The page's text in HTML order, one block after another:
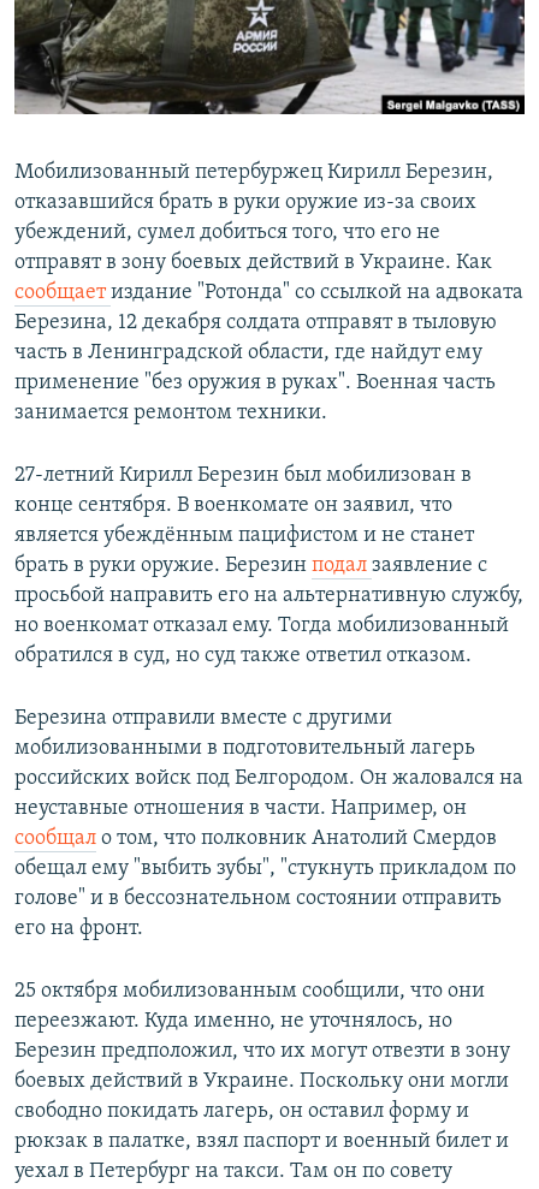
ПОДПИШИТЕСЬ НА РАССЫЛКУ
СОЦИАЛЬНЫЕ СЕТИ
Все сайты РСЕ/РС
Мобилизованный петербуржец Кирилл Березин,
отказавшийся брать в руки оружие из-за своих
убеждений, сумел добиться того, что его не
отправят в зону боевых действий в Украине. Как
сообщаетиздание "Ротонда" со ссылкой на адвоката
Березина, 12 декабря солдата отправят в тыловую
часть в Ленинградской области, где найдут ему
применение "без оружия в руках". Военная часть
занимается ремонтом техники.
27-летний Кирилл Березин был мобилизован в
конце сентября. В военкомате он заявил, что
является убеждённым пацифистом и не станет
брать в руки оружие. Березин подал заявление с
просьбой направить его на альтернативную службу,
но военкомат отказал ему. Тогда мобилизованный
обратился в суд, но суд также ответил отказом.
Березина отправили вместе с другими
мобилизованными в подготовительный лагерь
российских войск под Белгородом. Он жаловался на
неуставные отношения в части. Например, он
сообщал о том, что полковник Анатолий Смердов
обещал ему "выбить зубы", "стукнуть прикладом по
голове" и в бессознательном состоянии отправить
его на фронт.
25 октября мобилизованным сообщили, что они
переезжают. Куда именно, не уточнялось, но
Березин предположил, что их могут отвезти в зону
боевых действий в Украине. Поскольку они могли
свободно покидать лагерь, он оставил форму и
рюкзак в палатке, взял паспорт и военный билет и
уехал в Петербург на такси. Там он по совету